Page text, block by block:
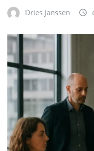
Dries Janssen